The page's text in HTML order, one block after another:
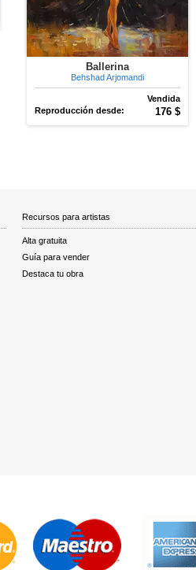
Ballerina
Behshad Arjomandi
Vendida
Reproducción desde:
176 $
Recursos para artistas
Alta gratuita
Guía para vender
Destaca tu obra